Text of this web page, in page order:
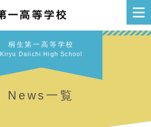
桐生第一高等学校
Kiryu Daiichi High School
News一覧